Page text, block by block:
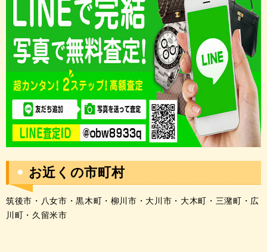
お近くの市町村
筑後市・八女市・黒木町・柳川市・大川市・大木町・三潴町・広
川町・久留米市